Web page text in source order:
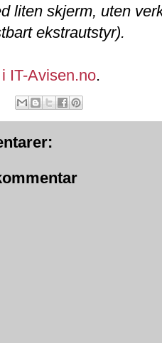
liten skjerm, uten
ekstrautstyr).
IT-Avisen.no.